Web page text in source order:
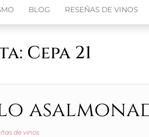
BLOG RESEÑAS DE VINOS
Cepa 21
de vinos